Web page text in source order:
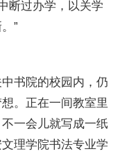
断过办学，以关学
”
书院的校园内，仍
。正在一间教室里
一会儿就写成一纸
理学院书法专业学